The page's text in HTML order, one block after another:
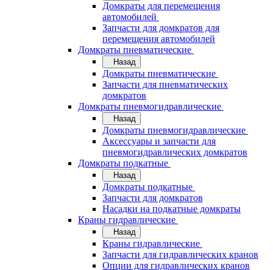
Домкраты для перемещения
автомобилей
Запчасти для домкратов для
перемещения автомобилей
Домкраты пневматические
Назад
Домкраты пневматические
Запчасти для пневматических
домкратов
Домкраты пневмогидравлические
Назад
Домкраты пневмогидравлические
Аксессуары и запчасти для
пневмогидравлических домкратов
Домкраты подкатные
Назад
Домкраты подкатные
Запчасти для домкратов
Насадки на подкатные домкраты
Краны гидравлические
Назад
Краны гидравлические
Запчасти для гидравлических кранов
Опции для гидравлических кранов